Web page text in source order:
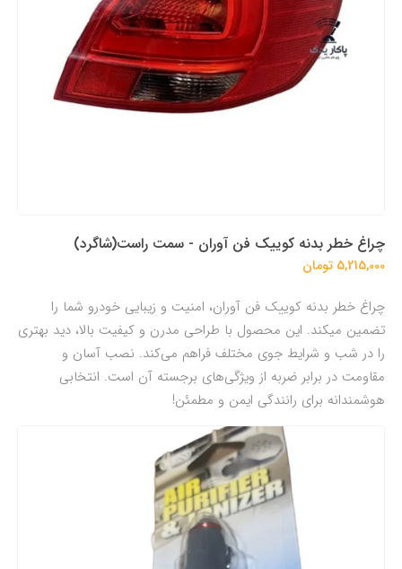
چراغ خطر بدنه کوییک فن آوران - سمت راست(شاگرد)
5,215,000 تومان
چراغ خطر بدنه کوییک فن آوران، امنیت و زیبایی خودرو شما را
تضمین میکند. این محصول با طراحی مدرن و کیفیت بالا، دید بهتری
را در شب و شرایط جوی مختلف فراهم می‌کند. نصب آسان و
مقاومت در برابر ضربه از ویژگی‌های برجسته آن است. انتخابی
هوشمندانه برای رانندگی ایمن و مطمئن!